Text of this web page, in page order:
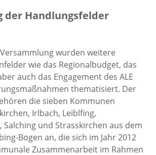
der Handlungsfelder
wurden weitere
wie das Regionalbudget, das
auch das Engagement des ALE
thematisiert. Der
die sieben Kommunen
Irlbach, Leiblfing,
Salching und Strasskirchen aus dem
Bogen an, die sich im Jahr 2012
Zusammenarbeit im Rahmen